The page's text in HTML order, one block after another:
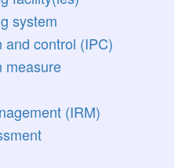
system
and control (IPC)
measure
(IRM)